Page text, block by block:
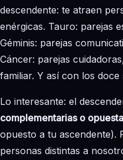
descendente: te atraen
enérgicas. Tauro: parejas
Géminis: parejas
Cáncer: parejas
familiar. Y así con los doce
Lo interesante: el
complementarias o
opuesto a tu ascendente).
personas distintas a